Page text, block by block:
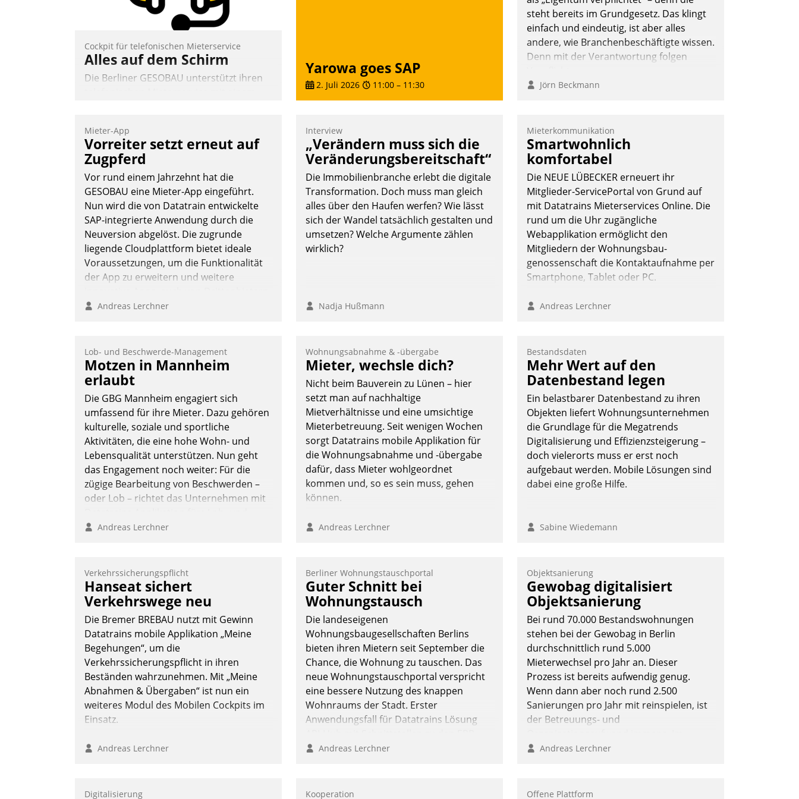
Cockpit für telefonischen Mieterservice
Alles auf dem Schirm
Die Berliner GESOBAU unterstützt ihren
auswirft. Eine intuitive Dialogführung
ermöglicht dem externen Serviceteam,
Anrufe von Mietenden zügiger und
effizienter zu bearbeiten.
Nadja Hußmann
Yarowa goes SAP
2. Juli 2026 11:00 – 11:30
steht bereits im Grundgesetz. Das klingt
einfach und eindeutig, ist aber alles
andere, wie Branchenbeschäftigte wissen.
Denn mit der Verantwortung folgen
Jörn Beckmann
Mieter-App
Vorreiter setzt erneut auf
Zugpferd
Vor rund einem Jahrzehnt hat die
GESOBAU eine Mieter-App eingeführt.
Nun wird die von Datatrain entwickelte
SAP-integrierte Anwendung durch die
Neuversion abgelöst. Die zugrunde
liegende Cloudplattform bietet ideale
Voraussetzungen, um die Funktionalität
der App zu erweitern und weitere
in SAP zu integrieren.
Andreas Lerchner
Interview
„Verändern muss sich die
Veränderungsbereitschaft“
Die Immobilienbranche erlebt die digitale
Transformation. Doch muss man gleich
alles über den Haufen werfen? Wie lässt
sich der Wandel tatsächlich gestalten und
umsetzen? Welche Argumente zählen
wirklich?
Nadja Hußmann
Mieterkommunikation
Smartwohnlich
komfortabel
Die NEUE LÜBECKER erneuert ihr
Mitglieder-ServicePortal von Grund auf
mit Datatrains Mieterservices Online. Die
rund um die Uhr zugängliche
Webapplikation ermöglicht den
Mitgliedern der Wohnungs­bau­
genossenschaft die Kontaktaufnahme per
Smartphone, Tablet oder PC.
Andreas Lerchner
Lob- und Beschwerde-Management
Motzen in Mannheim
erlaubt
Die GBG Mannheim engagiert sich
umfassend für ihre Mieter. Dazu gehören
kulturelle, soziale und sportliche
Aktivitäten, die eine hohe Wohn- und
Lebensqualität unterstützen. Nun geht
das Engagement noch weiter: Für die
zügige Bearbeitung von Beschwerden –
oder Lob – richtet das Unternehmen mit
Beschwerde-Management einen eigenen
Andreas Lerchner
Wohnungsabnahme & -übergabe
Mieter, wechsle dich?
Nicht beim Bauverein zu Lünen – hier
setzt man auf nachhaltige
Mietverhältnisse und eine umsichtige
Mieterbetreuung. Seit wenigen Wochen
sorgt Datatrains mobile Applikation für
die Wohnungsabnahme und -übergabe
dafür, dass Mieter wohlgeordnet
kommen und, so es sein muss, gehen
können.
Andreas Lerchner
Bestandsdaten
Mehr Wert auf den
Datenbestand legen
Ein belastbarer Datenbestand zu ihren
Objekten liefert Wohnungsunternehmen
die Grundlage für die Megatrends
Digitalisierung und Effizienzsteigerung –
doch vielerorts muss er erst noch
aufgebaut werden. Mobile Lösungen sind
dabei eine große Hilfe.
Sabine Wiedemann
Verkehrssicherungspflicht
Hanseat sichert
Verkehrswege neu
Die Bremer BREBAU nutzt mit Gewinn
Datatrains mobile Applikation „Meine
Begehungen“, um die
Verkehrssicherungspflicht in ihren
Beständen wahrzunehmen. Mit „Meine
Abnahmen & Übergaben“ ist nun ein
weiteres Modul des Mobilen Cockpits im
Einsatz.
Andreas Lerchner
Berliner Wohnungstauschportal
Guter Schnitt bei
Wohnungstausch
Die landeseigenen
Wohnungsbaugesellschaften Berlins
bieten ihren Mietern seit September die
Chance, die Wohnung zu tauschen. Das
neue Wohnungstauschportal verspricht
eine bessere Nutzung des knappen
Wohnraums der Stadt. Erster
Anwendungsfall für Datatrains Lösung
Systemen der Unternehmen.
Andreas Lerchner
Objektsanierung
Gewobag digitalisiert
Objektsanierung
Bei rund 70.000 Bestandswohnungen
stehen bei der Gewobag in Berlin
durchschnittlich rund 5.000
Mieterwechsel pro Jahr an. Dieser
Prozess ist bereits aufwendig genug.
Wenn dann aber noch rund 2.500
Sanierungen pro Jahr mit reinspielen, ist
der Betreuungs- und
Rahmen ihrer Digitalisierungsstrategie
gemeinsam mit der Berliner Datatrain
Andreas Lerchner
Digitalisierung Kooperation Offene Plattform